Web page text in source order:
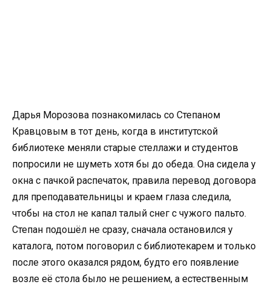
Дарья Морозова познакомилась со Степаном
Кравцовым в тот день, когда в институтской
библиотеке меняли старые стеллажи и студентов
попросили не шуметь хотя бы до обеда. Она сидела у
окна с пачкой распечаток, правила перевод договора
для преподавательницы и краем глаза следила,
чтобы на стол не капал талый снег с чужого пальто.
Степан подошёл не сразу, сначала остановился у
каталога, потом поговорил с библиотекарем и только
после этого оказался рядом, будто его появление
возле её стола было не решением, а естественным